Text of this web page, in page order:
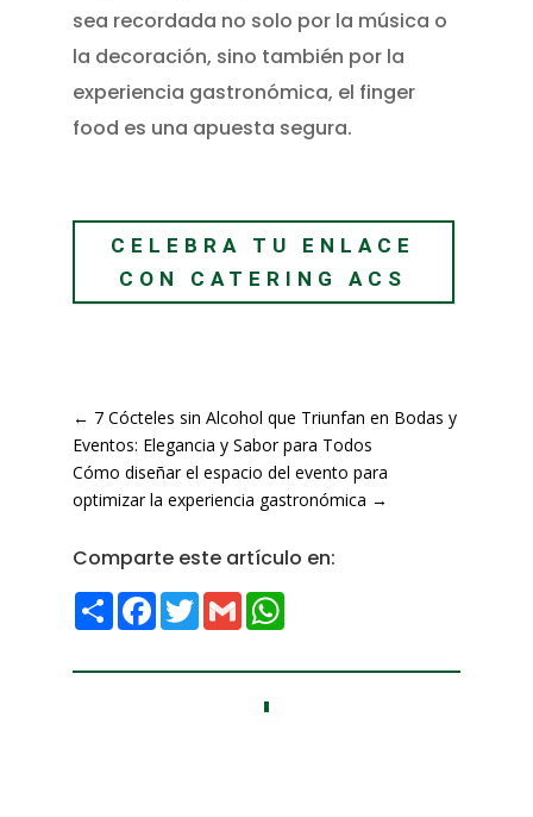
sea recordada no solo por la música o
la decoración, sino también por la
experiencia gastronómica, el finger
food es una apuesta segura.
CELEBRA TU ENLACE
CON CATERING ACS
← 7 Cócteles sin Alcohol que Triunfan en Bodas y
Eventos: Elegancia y Sabor para Todos
Cómo diseñar el espacio del evento para
optimizar la experiencia gastronómica →
Comparte este artículo en:
CompartirFacebook
TwitterGmailWhatsApp